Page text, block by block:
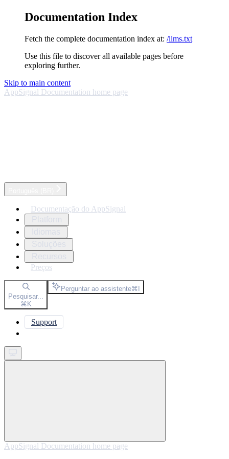
Documentation Index
Fetch the complete documentation index at: /llms.txt
Use this file to discover all available pages before
exploring further.
Skip to main content
AppSignal Documentation home page
Documentação do AppSignal
Preços
Pesquisar...
⌘K
Perguntar ao assistente⌘I
Support
AppSignal Documentation home page